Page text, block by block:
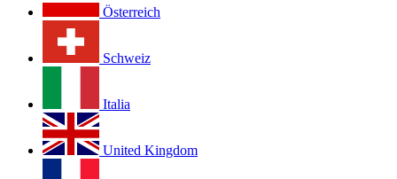
Österreich
Schweiz
Italia
United Kingdom